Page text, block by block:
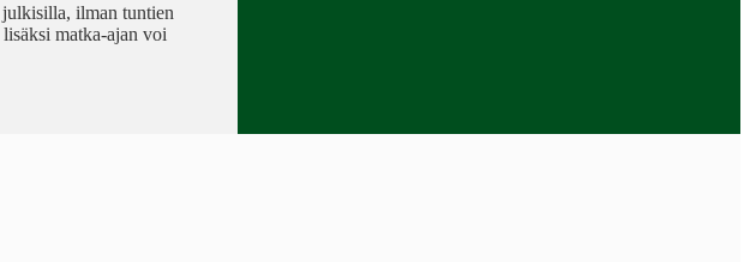
julkisilla, ilman tuntien
matka-ajan voi